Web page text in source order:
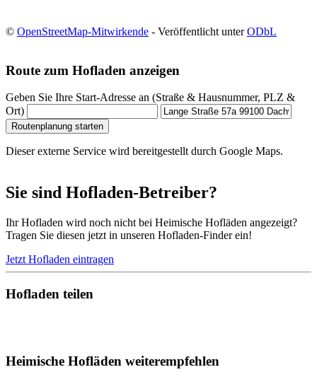
© OpenStreetMap-Mitwirkende - Veröffentlicht unterODbL
Route zum Hofladen anzeigen
Geben Sie Ihre Start-Adresse an (Straße & Hausnummer, PLZ &
Ort)
Routenplanung starten
Dieser externe Service wird bereitgestellt durch Google Maps.
Sie sind Hofladen-Betreiber?
Ihr Hofladen wird noch nicht bei Heimische Hofläden angezeigt?
Tragen Sie diesen jetzt in unseren Hofladen-Finder ein!
Jetzt Hofladen eintragen
Hofladen teilen
Heimische Hofläden weiterempfehlen